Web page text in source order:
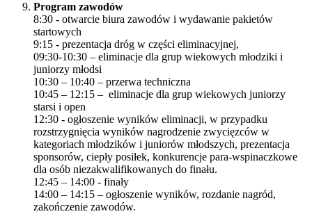
Program zawodów
8:30 - otwarcie biura zawodów i wydawanie pakietów
startowych
9:15 - prezentacja dróg w części eliminacyjnej,
09:30-10:30 – eliminacje dla grup wiekowych młodziki i
juniorzy młodsi
10:30 – 10:40 – przerwa techniczna
10:45 – 12:15 – eliminacje dla grup wiekowych juniorzy
starsi i open
12:30 - ogłoszenie wyników eliminacji, w przypadku
rozstrzygnięcia wyników nagrodzenie zwycięzców w
kategoriach młodzików i juniorów młodszych, prezentacja
sponsorów, ciepły posiłek, konkurencje para-wspinaczkowe
dla osób niezakwalifikowanych do finału.
12:45 – 14:00 - finały
14:00 – 14:15 – ogłoszenie wyników, rozdanie nagród,
zakończenie zawodów.